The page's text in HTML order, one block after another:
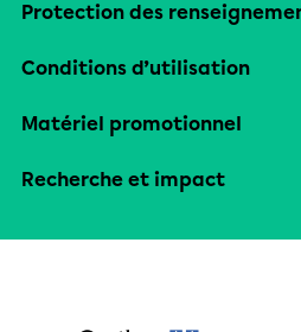
Protection des
Conditions d’utilisation
Matériel promotionnel
Recherche et impact